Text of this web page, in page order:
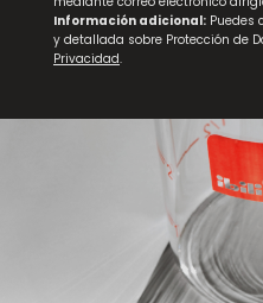
Bote Cápsulas Café /
Información adicional: Puedes
y detallada sobre Protección de
Privacidad.